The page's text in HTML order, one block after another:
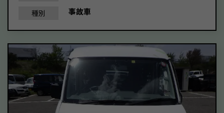
種別 事故車